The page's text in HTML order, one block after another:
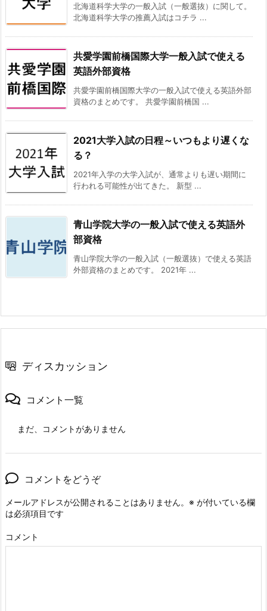
北海道科学大学の一般入試（一般選抜）に関して。
北海道科学大学の推薦入試はコチラ ...
共愛学園前橋国際大学一般入試で使える
英語外部資格
共愛学園前橋国際大学の一般入試で使える英語外部
資格のまとめです。 共愛学園前橋国 ...
2021大学入試の日程～いつもより遅くな
る？
2021年入学の大学入試が、通常よりも遅い期間に
行われる可能性が出てきた。 新型 ...
青山学院大学の一般入試で使える英語外
部資格
青山学院大学の一般入試（一般選抜）で使える英語
外部資格のまとめです。 2021年 ...
ディスカッション
コメント一覧
まだ、コメントがありません
コメントをどうぞ
メールアドレスが公開されることはありません。 ※ が付いている欄
は必須項目です
コメント